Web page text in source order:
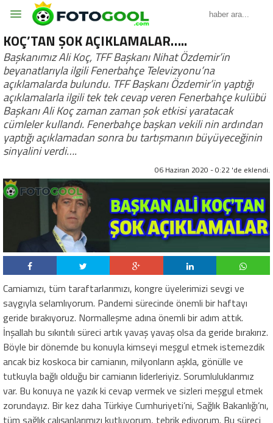
KOÇ’TAN ŞOK AÇIKLAMALAR…..
Başkanımız Ali Koç, TFF Başkanı Nihat Özdemir’in
beyanatlarıyla ilgili Fenerbahçe Televizyonu’na
açıklamalarda bulundu. TFF Başkanı Özdemir’in yaptığı
açıklamalarla ilgili tek tek cevap veren Fenerbahçe kulübü
Başkanı Ali Koç zaman zaman şok etkisi yaratacak
cümleler kullandı. Fenerbahçe başkan vekili nin ardından
yaptığı açıklamadan sonra bu tartışmanın büyüyeceğinin
sinyalini verdi….
06 Haziran 2020 - 0:22 'de eklendi.
Camiamızı, tüm taraftarlarımızı, kongre üyelerimizi sevgi ve
saygıyla selamlıyorum. Pandemi sürecinde önemli bir haftayı
geride bırakıyoruz. Normalleşme adına önemli bir adım attık.
İnşallah bu sıkıntılı süreci artık yavaş yavaş olsa da geride bırakırız.
Böyle bir dönemde bu konuyla kimseyi meşgul etmek istemezdik
ancak biz koskoca bir camianın, milyonların aşkla, gönülle ve
tutkuyla bağlı olduğu bir camianın liderleriyiz. Sorumluluklarımız
var. Bu konuya ne yazık ki cevap vermek ve sizleri meşgul etmek
zorundayız. Bir kez daha Türkiye Cumhuriyeti’ni, Sağlık Bakanlığı’nı,
tüm sağlık çalışanlarımızı kutluyorum, tebrik ediyorum. Bu süreci